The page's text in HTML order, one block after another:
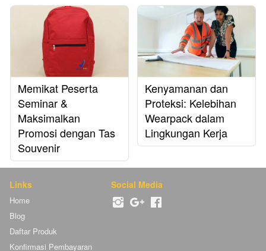
Memikat Peserta
Seminar &
Maksimalkan
Promosi dengan Tas
Souvenir
Kenyamanan dan
Proteksi: Kelebihan
Wearpack dalam
Lingkungan Kerja
Links
Home
Blog
Daftar Produk
Konfirmasi Pembayaran
Social Media